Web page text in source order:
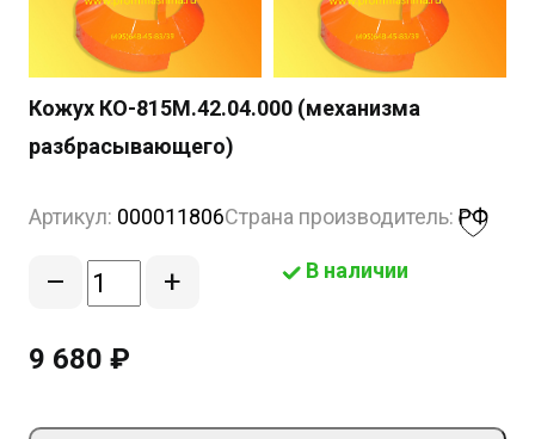
Кожух КО-815М.42.04.000 (механизма
разбрасывающего)
Артикул: 000011806Страна производитель: РФ
– + В наличии
9 680 ₽